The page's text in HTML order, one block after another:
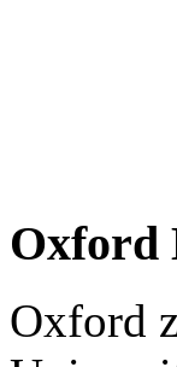
Oxford
Oxford